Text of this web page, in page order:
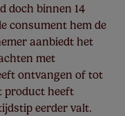
doch binnen 14
consument hem de
aanbiedt het
met
ontvangen of tot
product heeft
eerder valt.